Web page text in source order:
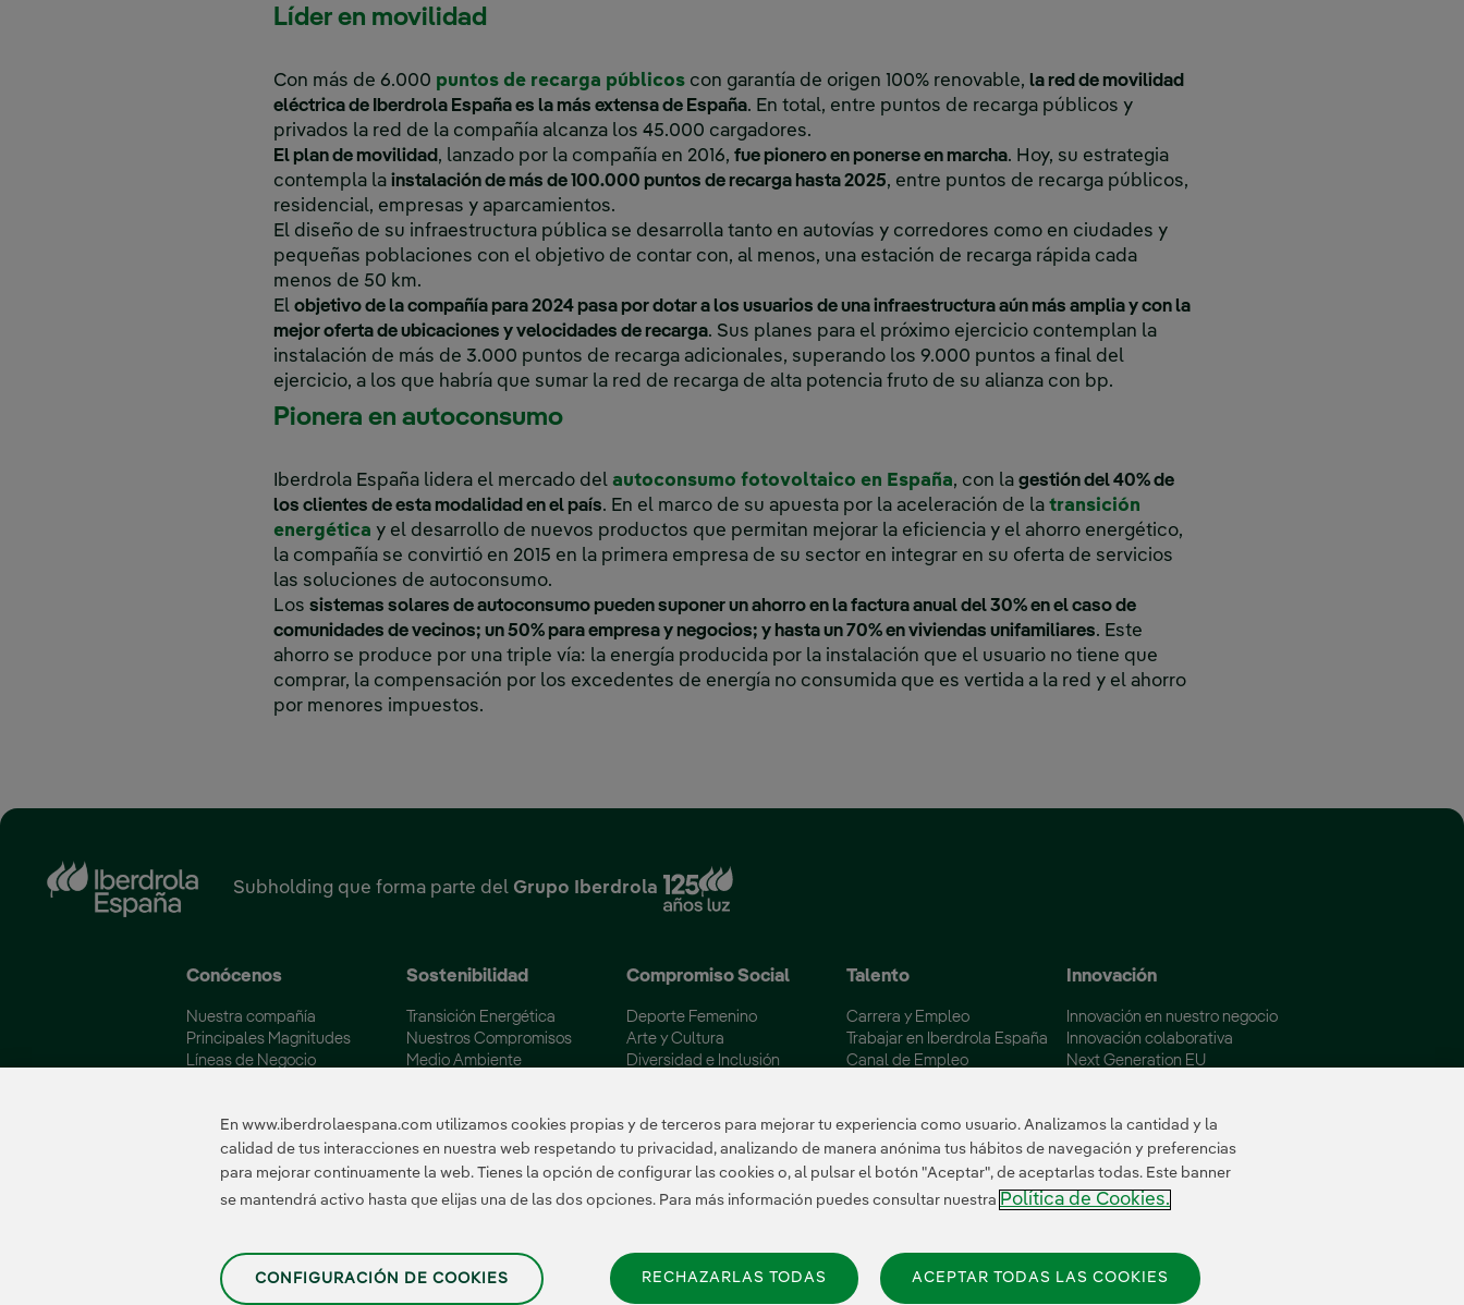
Líder en movilidad
Con más de 6.000 puntos de recarga públicos con garantía de origen 100% renovable, la red de movilidad
eléctrica de Iberdrola España es la más extensa de España. En total, entre puntos de recarga públicos y
privados la red de la compañía alcanza los 45.000 cargadores.
El plan de movilidad , lanzado por la compañía en 2016, fue pionero en ponerse en marcha. Hoy, su estrategia
contempla la instalación de más de 100.000 puntos de recarga hasta 2025, entre puntos de recarga públicos,
residencial, empresas y aparcamientos.
El diseño de su infraestructura pública se desarrolla tanto en autovías y corredores como en ciudades y
pequeñas poblaciones con el objetivo de contar con, al menos, una estación de recarga rápida cada
menos de 50 km.
El objetivo de la compañía para 2024 pasa por dotar a los usuarios de una infraestructura aún más amplia y con la
mejor oferta de ubicaciones y velocidades de recarga. Sus planes para el próximo ejercicio contemplan la
instalación de más de 3.000 puntos de recarga adicionales, superando los 9.000 puntos a final del
ejercicio, a los que habría que sumar la red de recarga de alta potencia fruto de su alianza con bp.
Pionera en autoconsumo
Iberdrola España lidera el mercado del autoconsumo fotovoltaico en España, con la gestión del 40% de
los clientes de esta modalidad en el país. En el marco de su apuesta por la aceleración de la transición
energética y el desarrollo de nuevos productos que permitan mejorar la eficiencia y el ahorro energético,
la compañía se convirtió en 2015 en la primera empresa de su sector en integrar en su oferta de servicios
las soluciones de autoconsumo.
Los sistemas solares de autoconsumo pueden suponer un ahorro en la factura anual del 30% en el caso de
comunidades de vecinos; un 50% para empresa y negocios; y hasta un 70% en viviendas unifamiliares. Este
ahorro se produce por una triple vía: la energía producida por la instalación que el usuario no tiene que
comprar, la compensación por los excedentes de energía no consumida que es vertida a la red y el ahorro
por menores impuestos.
Subholding que forma parte del Grupo Iberdrola Enlace externo, se abre en ventana nueva.
Conócenos
Nuestra compañía
Principales Magnitudes
Líneas de Negocio
Sostenibilidad
Transición Energética
Nuestros Compromisos
Medio Ambiente
Compromiso Social
Deporte Femenino
Arte y Cultura
Diversidad e Inclusión
Talento
Carrera y Empleo
Trabajar en Iberdrola España
Canal de Empleo
Innovación
Innovación en nuestro negocio
Innovación colaborativa
Next Generation EU
Información legal | Configuración de cookies Accesibilidad
En www.iberdrolaespana.com utilizamos cookies propias y de terceros para mejorar tu experiencia como usuario. Analizamos la cantidad y la
calidad de tus interacciones en nuestra web respetando tu privacidad, analizando de manera anónima tus hábitos de navegación y preferencias
para mejorar continuamente la web. Tienes la opción de configurar las cookies o, al pulsar el botón "Aceptar", de aceptarlas todas. Este banner
se mantendrá activo hasta que elijas una de las dos opciones. Para más información puedes consultar nuestra Política de Cookies.
CONFIGURACIÓN DE COOKIES RECHAZARLAS TODAS ACEPTAR TODAS LAS COOKIES